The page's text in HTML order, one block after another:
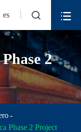
es  
2
Phase 2 Project